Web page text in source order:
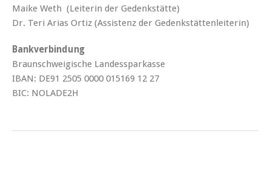
Maike Weth (Leiterin der Gedenkstätte)
Dr. Teri Arias Ortiz (Assistenz der Gedenkstättenleiterin)
Bankverbindung
Braunschweigische Landessparkasse
IBAN: DE91 2505 0000 015169 12 27
BIC: NOLADE2H